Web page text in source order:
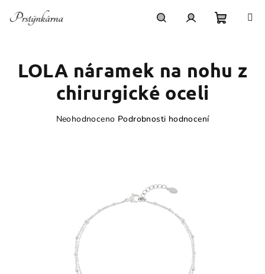
košík
LOLA náramek na nohu z
chirurgické oceli
Neohodnoceno Podrobnosti hodnocení